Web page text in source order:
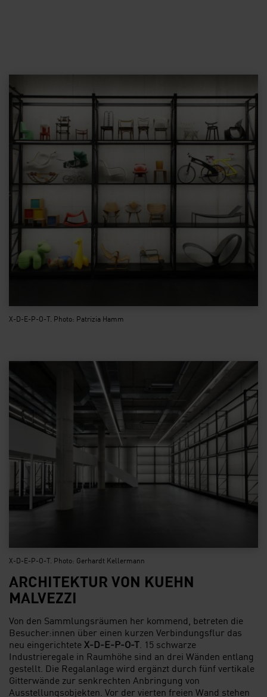
X-D-E-P-O-T. Photo: Patrizia Hamm
X-D-E-P-O-T. Photo: Gerhardt Kellermann
ARCHITEKTUR VON KUEHN
MALVEZZI
Von den Sammlungsräumen her kommend, betreten die
Besucher:innen über einen kurzen Verbindungsflur das
neu eingerichteteX-D-E-P-O-T. 15 schwarze
Industrieregale in Raumhöhe sind an drei Wänden entlang
gestellt. Die Regalanlage wird ergänzt durch fünf vertikale
Gitterwände zur senkrechten Anbringung von
Ausstellungsobjekten. Vor der vierten freien Wand stehen